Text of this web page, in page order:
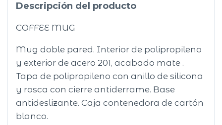
Descripción del producto
COFFEE MUG
Mug doble pared. Interior de polipropileno
y exterior de acero 201, acabado mate .
Tapa de polipropileno con anillo de silicona
y rosca con cierre antiderrame. Base
antideslizante. Caja contenedora de cartón
blanco.